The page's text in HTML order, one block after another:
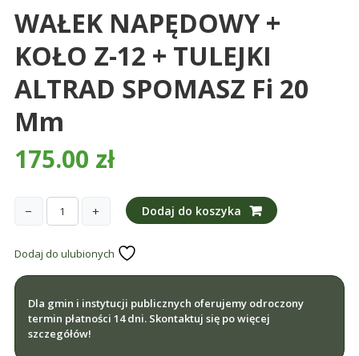
rodzaju
części
do
betoniarek,
maszyn
rolniczych,
części
WAŁEK NAPĘDOWY +
KOŁO Z-12 + TULEJKI
ALTRAD SPOMASZ Fi 20
Mm
175.00 zł
−
NAPĘDOWY
+
+ Dodaj do koszyka
Dodaj do ulubionych
Dla gmin i instytucji publicznych oferujemy odroczony
termin płatności 14 dni. Skontaktuj się po więcej
szczegółów!